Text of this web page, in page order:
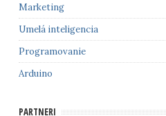
Marketing
Umelá inteligencia
Programovanie
Arduino
PARTNERI